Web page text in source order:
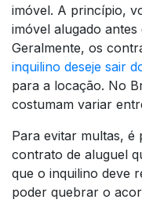
imóvel. A princípio,
imóvel alugado
Geralmente, os
inquilino deseje sair
para a locação. No
costumam variar
Para evitar multas, é
contrato de aluguel
que o inquilino deve
poder quebrar o